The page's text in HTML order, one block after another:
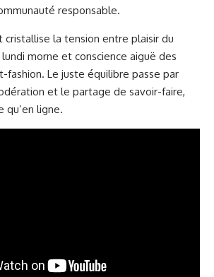
responsable.
cristallise la tension entre plaisir du
morne et conscience aiguë des
fashion. Le juste équilibre passe par
et le partage de savoir-faire,
qu’en ligne.